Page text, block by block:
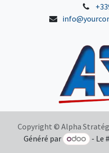
Copyright © Alpha
Généré par
- Le